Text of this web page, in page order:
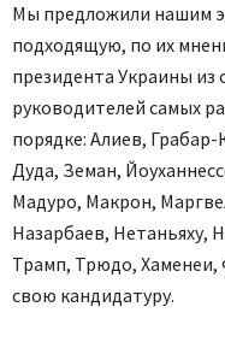
Мы предложили нашим
подходящую, по их
президента Украины
руководителей самых
порядке: Алиев,
Дуда, Земан,
Мадуро, Макрон,
Назарбаев, Нетаньяху,
Трамп, Трюдо, Хаменеи,
свою кандидатуру.